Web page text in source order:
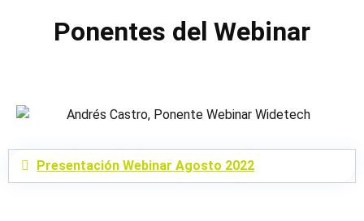
Ponentes del Webinar
Presentación Webinar Agosto 2022